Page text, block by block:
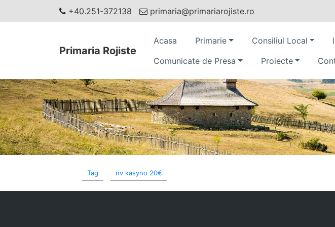
+40.251-372138 primaria@primariarojiste.ro
Primaria Rojiste
Acasa Primarie Consiliul Local
Comunicate de Presa
Proiecte
Tag nv kasyno 20€